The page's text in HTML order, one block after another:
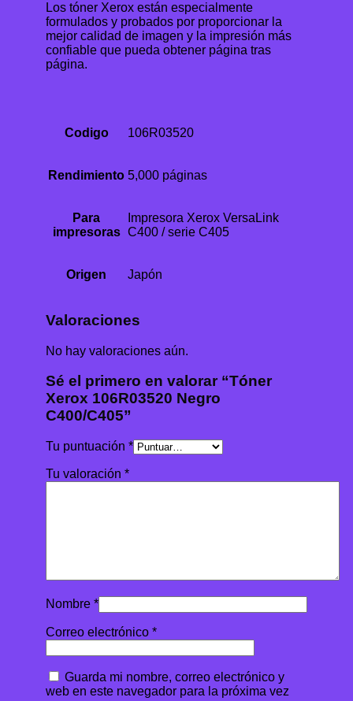
Los tóner Xerox están especialmente
formulados y probados por proporcionar la
mejor calidad de imagen y la impresión más
confiable que pueda obtener página tras
página.
Codigo 106R03520
Rendimiento 5,000 páginas
Para
impresoras
Impresora Xerox VersaLink
C400 / serie C405
Origen Japón
Valoraciones
No hay valoraciones aún.
Sé el primero en valorar “Tóner
Xerox 106R03520 Negro
C400/C405”
Tu puntuación *
Tu valoración *
Nombre *
Correo electrónico *
Guarda mi nombre, correo electrónico y
web en este navegador para la próxima vez